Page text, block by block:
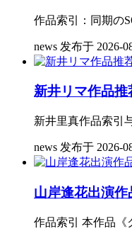
作品索引：同期の
news 发布于 2026-
新井リマ作品
新井里真作品索引
news 发布于 2026-
山岸逢花出演
作品索引 本作品《